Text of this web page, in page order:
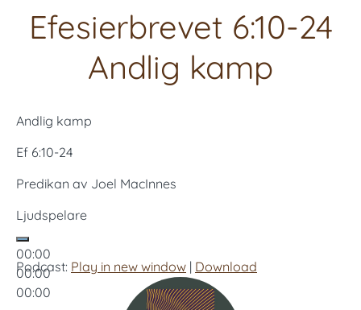
Efesierbrevet 6:10-24
Andlig kamp
Andlig kamp
Ef 6:10-24
Predikan av Joel MacInnes
Ljudspelare
00:00
00:00
00:00
Podcast: Play in new window | Download